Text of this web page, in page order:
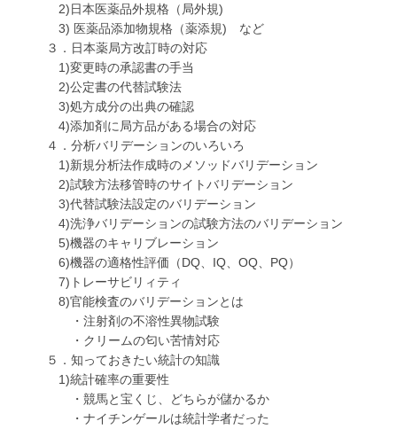
2)日本医薬品外規格（局外規)
3) 医薬品添加物規格（薬添規) など
３．日本薬局方改訂時の対応
1)変更時の承認書の手当
2)公定書の代替試験法
3)処方成分の出典の確認
4)添加剤に局方品がある場合の対応
４．分析バリデーションのいろいろ
1)新規分析法作成時のメソッドバリデーション
2)試験方法移管時のサイトバリデーション
3)代替試験法設定のバリデーション
4)洗浄バリデーションの試験方法のバリデーション
5)機器のキャリブレーション
6)機器の適格性評価（DQ、IQ、OQ、PQ）
7)トレーサビリィティ
8)官能検査のバリデーションとは
・注射剤の不溶性異物試験
・クリームの匂い苦情対応
５．知っておきたい統計の知識
1)統計確率の重要性
・競馬と宝くじ、どちらが儲かるか
・ナイチンゲールは統計学者だった